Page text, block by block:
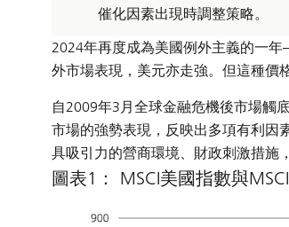
催化因素出現時調整策略。
2024年再度成為美國例外主義的一
外市場表現，美元亦走強。但這種價
自2009年3月全球金融危機後市場觸
市場的強勢表現，反映出多項有利因
具吸引力的營商環境、財政刺激措施
圖表1： MSCI美國指數與